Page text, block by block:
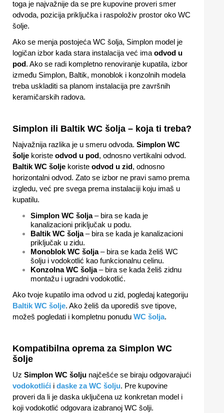
toga je najvažnije da se pre kupovine proveri smer
odvoda, pozicija priključka i raspoloživ prostor oko WC
šolje.
Ako se menja postojeća WC šolja, Simplon model je
logičan izbor kada stara instalacija već ima odvod u
pod. Ako se radi kompletno renoviranje kupatila, izbor
između Simplon, Baltik, monoblok i konzolnih modela
treba uskladiti sa planom instalacija pre završnih
keramičarskih radova.
Simplon ili Baltik WC šolja – koja ti treba?
Najvažnija razlika je u smeru odvoda. Simplon WC
šolje koriste odvod u pod, odnosno vertikalni odvod.
Baltik WC šolje koriste odvod u zid, odnosno
horizontalni odvod. Zato se izbor ne pravi samo prema
izgledu, već pre svega prema instalaciji koju imaš u
kupatilu.
Simplon WC šolja– bira se kada je
kanalizacioni priključak u podu.
Baltik WC šolja– bira se kada je kanalizacioni
priključak u zidu.
Monoblok WC šolja– bira se kada želiš WC
šolju i vodokotlić kao funkcionalnu celinu.
Konzolna WC šolja– bira se kada želiš zidnu
montažu i ugradni vodokotlić.
Ako tvoje kupatilo ima odvod u zid, pogledaj kategoriju
Baltik WC šolje. Ako želiš da uporediš sve tipove,
možeš pogledati i kompletnu ponudu WC šolja.
Kompatibilna oprema za Simplon WC
šolje
Uz Simplon WC šolju najčešće se biraju odgovarajući
vodokotlići i daske za WC šolju. Pre kupovine
proveri da li je daska uključena uz konkretan model i
koji vodokotlić odgovara izabranoj WC šolji.